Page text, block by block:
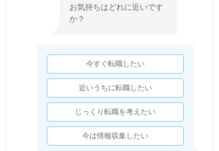
お気持ちはどれに近いです
か？
今すぐ転職したい
近いうちに転職したい
じっくり転職を考えたい
今は情報収集したい